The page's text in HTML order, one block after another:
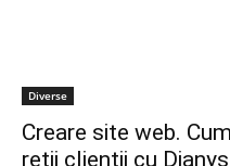
Diverse
Creare site web.
reții clienții cu Dianys